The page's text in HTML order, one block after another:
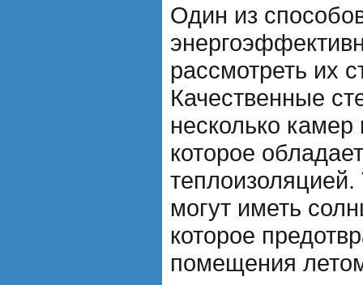
Один из
рассмотреть их
Качественные
несколько камер
которое
теплоизоляцией.
могут иметь
которое
помещения